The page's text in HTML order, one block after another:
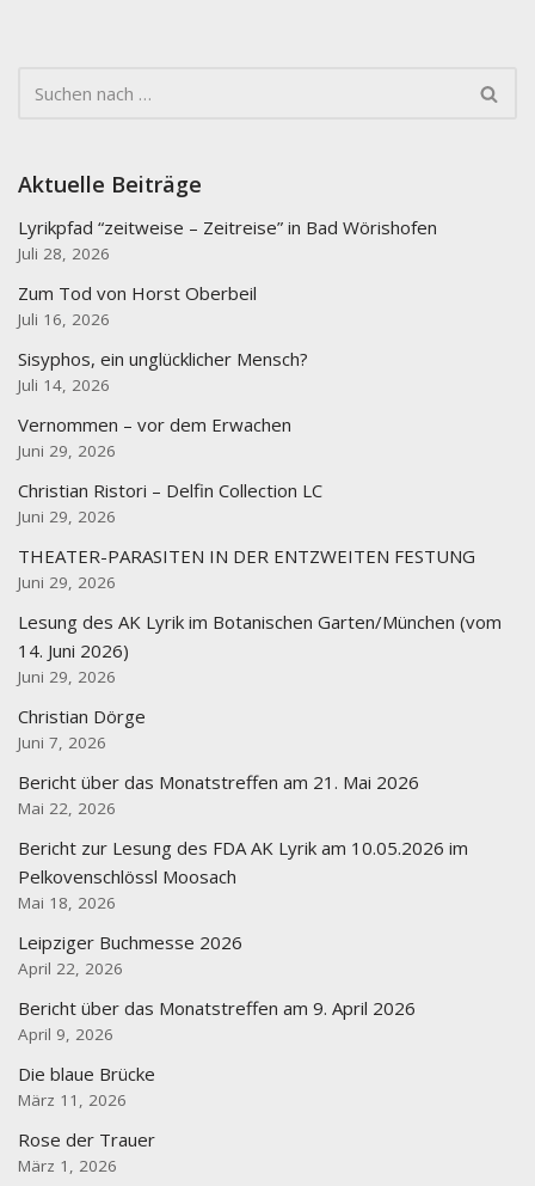
Aktuelle Beiträge
Lyrikpfad “zeitweise – Zeitreise” in Bad Wörishofen
Juli 28, 2026
Zum Tod von Horst Oberbeil
Juli 16, 2026
Sisyphos, ein unglücklicher Mensch?
Juli 14, 2026
Vernommen – vor dem Erwachen
Juni 29, 2026
Christian Ristori – Delfin Collection LC
Juni 29, 2026
THEATER-PARASITEN IN DER ENTZWEITEN FESTUNG
Juni 29, 2026
Lesung des AK Lyrik im Botanischen Garten/München (vom
14. Juni 2026)
Juni 29, 2026
Christian Dörge
Juni 7, 2026
Bericht über das Monatstreffen am 21. Mai 2026
Mai 22, 2026
Bericht zur Lesung des FDA AK Lyrik am 10.05.2026 im
Pelkovenschlössl Moosach
Mai 18, 2026
Leipziger Buchmesse 2026
April 22, 2026
Bericht über das Monatstreffen am 9. April 2026
April 9, 2026
Die blaue Brücke
März 11, 2026
Rose der Trauer
März 1, 2026